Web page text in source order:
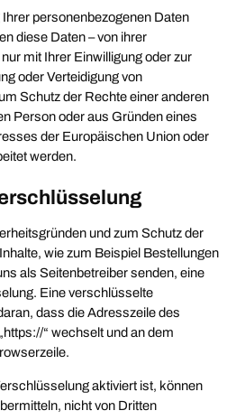
personenbezogenen Daten
diese Daten – von ihrer
mit Ihrer Einwilligung oder zur
oder Verteidigung von
Schutz der Rechte einer anderen
Person oder aus Gründen eines
der Europäischen Union oder
werden.
und zum Schutz der
wie zum Beispiel Bestellungen
als Seitenbetreiber senden, eine
Eine verschlüsselte
dass die Adresszeile des
“ wechselt und an dem
aktiviert ist, können
nicht von Dritten